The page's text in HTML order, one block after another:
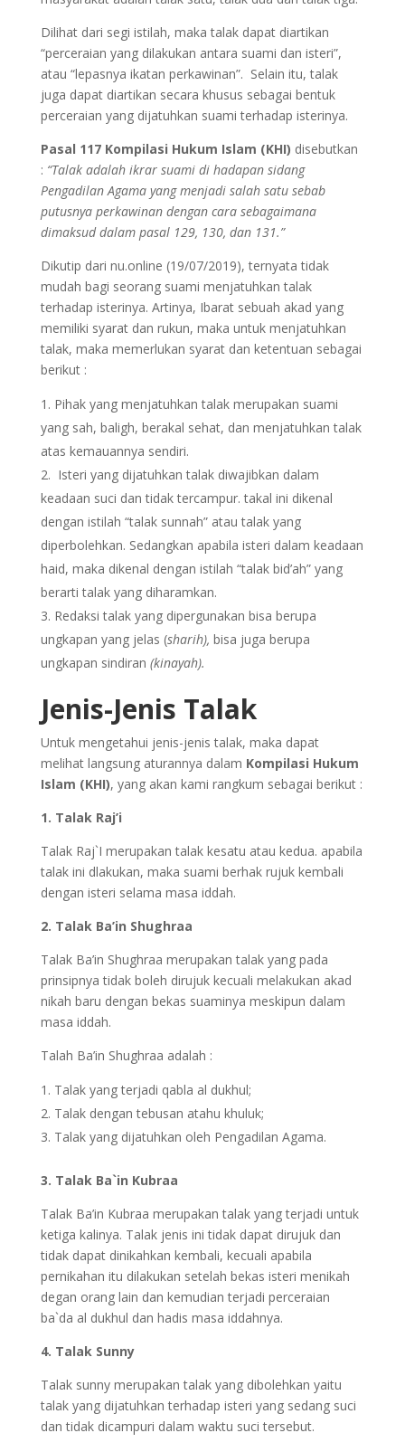
Dilihat dari segi istilah, maka talak dapat diartikan
“perceraian yang dilakukan antara suami dan isteri”,
atau “lepasnya ikatan perkawinan”. Selain itu, talak
juga dapat diartikan secara khusus sebagai bentuk
perceraian yang dijatuhkan suami terhadap isterinya.
Pasal 117 Kompilasi Hukum Islam (KHI) disebutkan
: “Talak adalah ikrar suami di hadapan sidang
Pengadilan Agama yang menjadi salah satu sebab
putusnya perkawinan dengan cara sebagaimana
dimaksud dalam pasal 129, 130, dan 131.”
Dikutip dari nu.online (19/07/2019), ternyata tidak
mudah bagi seorang suami menjatuhkan talak
terhadap isterinya. Artinya, Ibarat sebuah akad yang
memiliki syarat dan rukun, maka untuk menjatuhkan
talak, maka memerlukan syarat dan ketentuan sebagai
berikut :
Pihak yang menjatuhkan talak merupakan suami
yang sah, baligh, berakal sehat, dan menjatuhkan talak
atas kemauannya sendiri.
Isteri yang dijatuhkan talak diwajibkan dalam
keadaan suci dan tidak tercampur. takal ini dikenal
dengan istilah “talak sunnah” atau talak yang
diperbolehkan. Sedangkan apabila isteri dalam keadaan
haid, maka dikenal dengan istilah “talak bid’ah” yang
berarti talak yang diharamkan.
Redaksi talak yang dipergunakan bisa berupa
ungkapan yang jelas (sharih), bisa juga berupa
ungkapan sindiran (kinayah).
Jenis-Jenis Talak
Untuk mengetahui jenis-jenis talak, maka dapat
melihat langsung aturannya dalam Kompilasi Hukum
Islam (KHI), yang akan kami rangkum sebagai berikut :
1. Talak Raj’i
Talak Raj`I merupakan talak kesatu atau kedua. apabila
talak ini dlakukan, maka suami berhak rujuk kembali
dengan isteri selama masa iddah.
2. Talak Ba’in Shughraa
Talak Ba’in Shughraa merupakan talak yang pada
prinsipnya tidak boleh dirujuk kecuali melakukan akad
nikah baru dengan bekas suaminya meskipun dalam
masa iddah.
Talah Ba’in Shughraa adalah :
Talak yang terjadi qabla al dukhul;
Talak dengan tebusan atahu khuluk;
Talak yang dijatuhkan oleh Pengadilan Agama.
3. Talak Ba`in Kubraa
Talak Ba’in Kubraa merupakan talak yang terjadi untuk
ketiga kalinya. Talak jenis ini tidak dapat dirujuk dan
tidak dapat dinikahkan kembali, kecuali apabila
pernikahan itu dilakukan setelah bekas isteri menikah
degan orang lain dan kemudian terjadi perceraian
ba`da al dukhul dan hadis masa iddahnya.
4. Talak Sunny
Talak sunny merupakan talak yang dibolehkan yaitu
talak yang dijatuhkan terhadap isteri yang sedang suci
dan tidak dicampuri dalam waktu suci tersebut.